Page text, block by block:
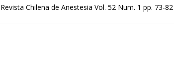
Revista Chilena de Anestesia Vol. 52 Num. 1 pp. 73-82